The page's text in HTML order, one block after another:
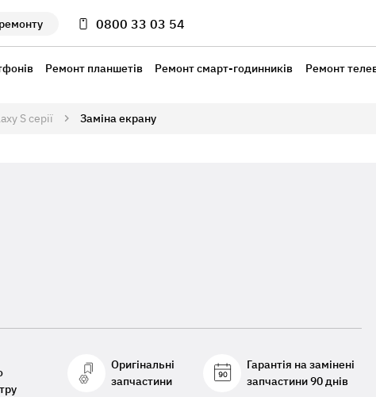
0800 33 03 54
Ремонт планшетів Ремонт смарт-годинників Ремонт
S серії Заміна екрану
Оригінальні
запчастини
Гарантія на замінені
запчастини 90 днів